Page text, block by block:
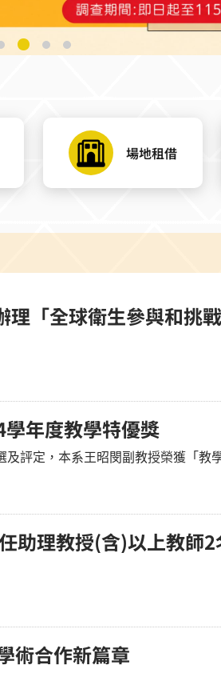
場地租借
理「全球衛生參與和挑
年度教學特優獎
評定，本系王昭閔副教授榮獲「教
助理教授(含)以上教師2
術合作新篇章